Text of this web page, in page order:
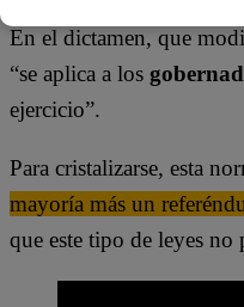
En el dictamen, que
“se aplica a los
ejercicio”.
Para cristalizarse, esta
mayoría más un
que este tipo de leyes no